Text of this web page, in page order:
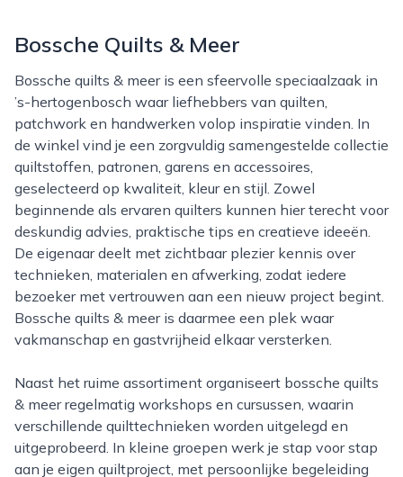
Bossche Quilts & Meer
Bossche quilts & meer is een sfeervolle speciaalzaak in
’s-hertogenbosch waar liefhebbers van quilten,
patchwork en handwerken volop inspiratie vinden. In
de winkel vind je een zorgvuldig samengestelde collectie
quiltstoffen, patronen, garens en accessoires,
geselecteerd op kwaliteit, kleur en stijl. Zowel
beginnende als ervaren quilters kunnen hier terecht voor
deskundig advies, praktische tips en creatieve ideeën.
De eigenaar deelt met zichtbaar plezier kennis over
technieken, materialen en afwerking, zodat iedere
bezoeker met vertrouwen aan een nieuw project begint.
Bossche quilts & meer is daarmee een plek waar
vakmanschap en gastvrijheid elkaar versterken.
Naast het ruime assortiment organiseert bossche quilts
& meer regelmatig workshops en cursussen, waarin
verschillende quilttechnieken worden uitgelegd en
uitgeprobeerd. In kleine groepen werk je stap voor stap
aan je eigen quiltproject, met persoonlijke begeleiding